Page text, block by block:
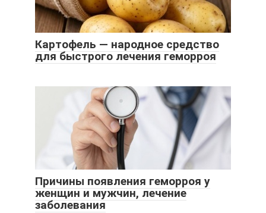
Картофель — народное средство
для быстрого лечения геморроя
Причины появления геморроя у
женщин и мужчин, лечение
заболевания